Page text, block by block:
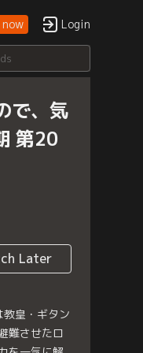
Login
で、気
第20
Later
皇・ギタン
難させたロ